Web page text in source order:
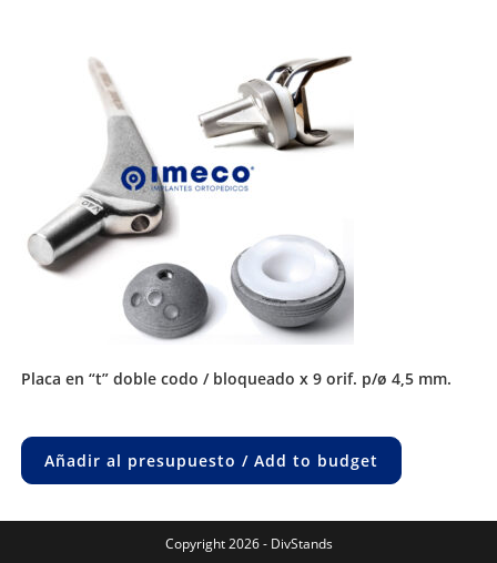
placa en “t” doble codo / bloqueado x 9 orif. p/ø 4,5 mm.
Añadir al presupuesto / Add to budget
Copyright 2026 - DivStands